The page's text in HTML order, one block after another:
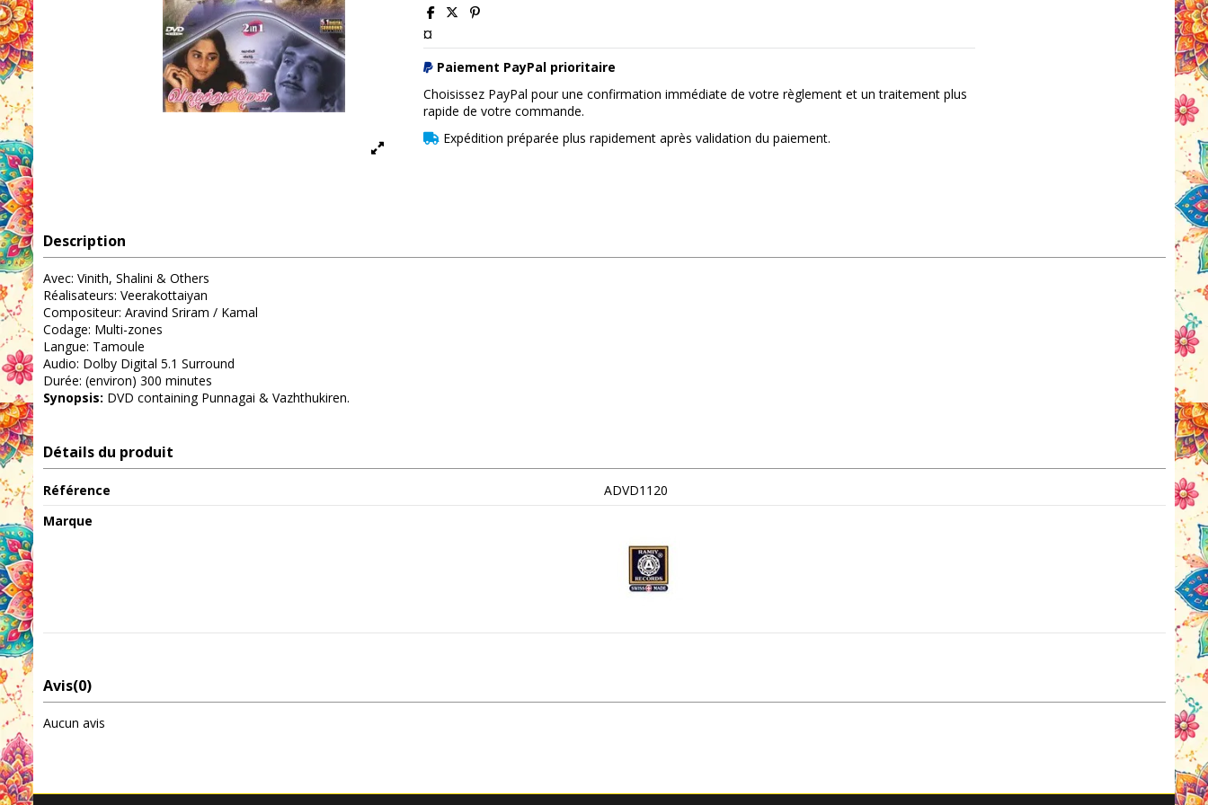
¤
Paiement PayPal prioritaire
Choisissez PayPal pour une confirmation immédiate de votre règlement et un traitement plus
rapide de votre commande.
Expédition préparée plus rapidement après validation du paiement.
Description
Avec: Vinith, Shalini & Others
Réalisateurs: Veerakottaiyan
Compositeur: Aravind Sriram / Kamal
Codage: Multi-zones
Langue: Tamoule
Audio: Dolby Digital 5.1 Surround
Durée: (environ) 300 minutes
Synopsis: DVD containing Punnagai & Vazhthukiren.
Détails du produit
Référence
ADVD1120
Marque
Avis(0)
Aucun avis